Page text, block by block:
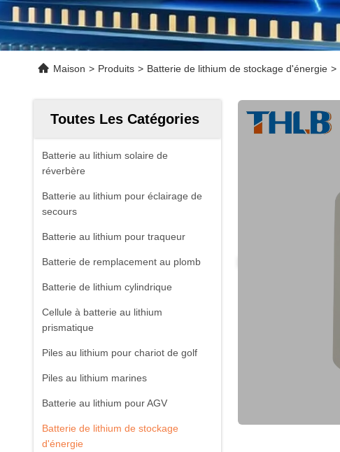
Maison > Produits > Batterie de lithium de stockage d'énergie >
Toutes Les Catégories
Batterie au lithium solaire de
réverbère
Batterie au lithium pour éclairage de
secours
Batterie au lithium pour traqueur
Batterie de remplacement au plomb
Batterie de lithium cylindrique
Cellule à batterie au lithium
prismatique
Piles au lithium pour chariot de golf
Piles au lithium marines
Batterie au lithium pour AGV
Batterie de lithium de stockage
d'énergie